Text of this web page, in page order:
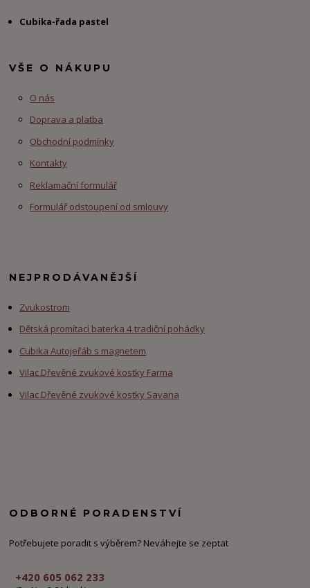
Cubika-řada pastel
VŠE O NÁKUPU
O nás
Doprava a platba
Obchodní podmínky
Kontakty
Reklamační formulář
Formulář odstoupení od smlouvy
NEJPRODÁVANĚJŠÍ
Zvukostrom
Dětská promítací baterka 4 tradiční pohádky
Cubika Autojeřáb s magnetem
Vilac Dřevěné zvukové kostky Farma
Vilac Dřevěné zvukové kostky Savana
ODBORNÉ PORADENSTVÍ
Potřebujete poradit s výběrem? Neváhejte se zeptat
+420 605 062 233